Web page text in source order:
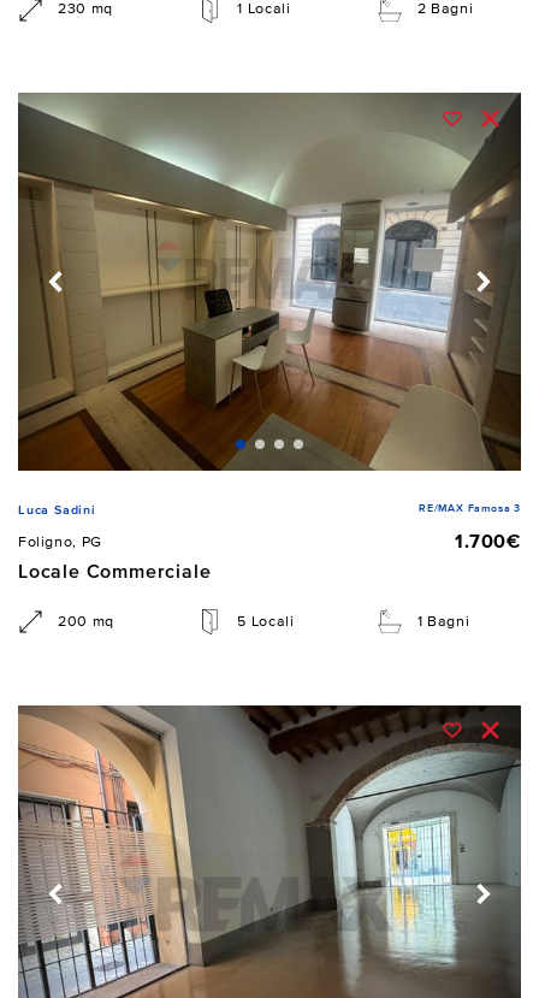
230 mq 1 Locali 2 Bagni
Luca Sadini RE/MAX Famosa 3
Foligno, PG
1.700€
Locale Commerciale
200 mq 5 Locali 1 Bagni